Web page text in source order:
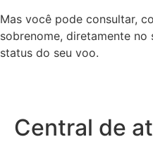
Mas você pode consultar,
sobrenome, diretamente
status do seu voo.
Central de